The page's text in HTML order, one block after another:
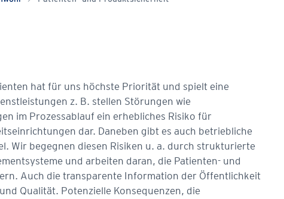
hat für uns höchste Priorität und spielt eine
z. B. stellen Störungen wie
im Prozessablauf ein erhebliches Risiko für
dar. Daneben gibt es auch betriebliche
Wir begegnen diesen Risiken u. a. durch strukturierte
und arbeiten daran, die Patienten- und
Auch die transparente Information der Öffentlichkeit
Qualität. Potenzielle Konsequenzen, die